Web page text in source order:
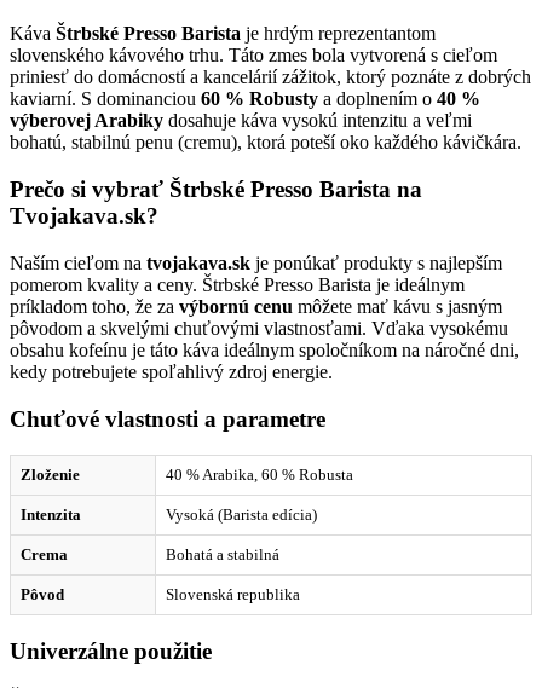
Káva Štrbské Presso Barista je hrdým reprezentantom
slovenského kávového trhu. Táto zmes bola vytvorená s cieľom
priniesť do domácností a kancelárií zážitok, ktorý poznáte z dobrých
kaviarní. S dominanciou 60 % Robusty a doplnením o 40 %
výberovej Arabiky dosahuje káva vysokú intenzitu a veľmi
bohatú, stabilnú penu (cremu), ktorá poteší oko každého kávičkára.
Prečo si vybrať Štrbské Presso Barista na
Tvojakava.sk?
Naším cieľom na tvojakava.sk je ponúkať produkty s najlepším
pomerom kvality a ceny. Štrbské Presso Barista je ideálnym
príkladom toho, že za výbornú cenu môžete mať kávu s jasným
pôvodom a skvelými chuťovými vlastnosťami. Vďaka vysokému
obsahu kofeínu je táto káva ideálnym spoločníkom na náročné dni,
kedy potrebujete spoľahlivý zdroj energie.
Chuťové vlastnosti a parametre
Zloženie 40 % Arabika, 60 % Robusta
Intenzita Vysoká (Barista edícia)
Crema Bohatá a stabilná
Pôvod Slovenská republika
Univerzálne použitie